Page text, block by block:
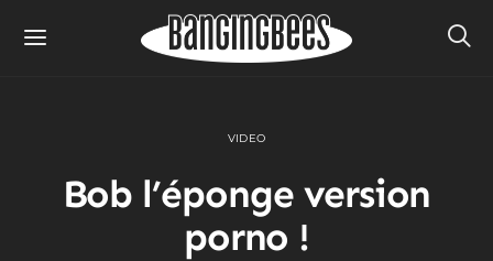
VIDEO
Bob l’éponge version
porno !